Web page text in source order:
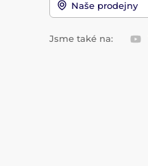
Naše prodejny
Jsme také na: